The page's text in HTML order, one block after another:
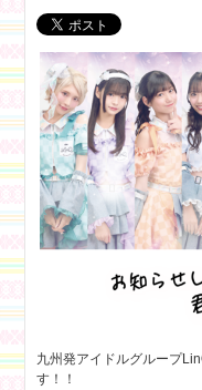
九州発アイドルグループ
す！！